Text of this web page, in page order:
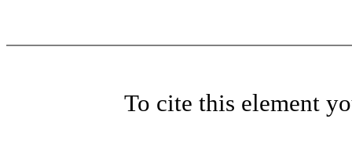
To cite this element